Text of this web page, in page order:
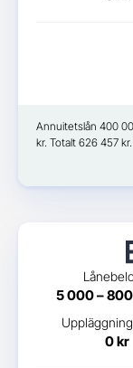
Annuitetslån 400
kr. Totalt 626 457
5 000 –
0 kr